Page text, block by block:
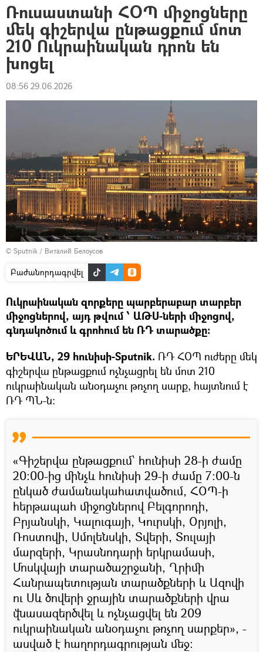
Ռուսաստանի ՀՕՊ միջոցները
մեկ գիշերվա ընթացքում մոտ
210 Ուկրաինական դրոն են
խոցել
08:56 29.06.2026
© Sputnik / Виталий Белоусов
Բաժանորդագրվել
Ուկրաինական զորքերը պարբերաբար տարբեր
միջոցներով, այդ թվում ՝ ԱԹՍ-ների միջոցով,
գնդակոծում և գրոհում են ՌԴ տարածքը։
ԵՐԵՎԱՆ, 29 հունիսի-Sputnik. ՌԴ ՀՕՊ ուժերը մեկ
գիշերվա ընթացքում ոչնչացրել են մոտ 210
ուկրաինական անօդաչու թռչող սարք, հայտնում է
ՌԴ ՊՆ-ն:
«Գիշերվա ընթացքում՝ հունիսի 28-ի ժամը
20:00-ից մինչև հունիսի 29-ի ժամը 7:00-ն
ընկած ժամանակահատվածում, ՀՕՊ-ի
հերթապահ միջոցներով Բելգորոդի,
Բրյանսկի, Կալուգայի, Կուրսկի, Օրյոլի,
Ռոստովի, Սմոլենսկի, Տվերի, Տուլայի
մարզերի, Կրասնոդարի երկրամասի,
Մոսկվայի տարածաշրջանի, Ղրիմի
Հանրապետության տարածքների և Ազովի
ու Սև ծովերի ջրային տարածքների վրա
վնասազերծվել և ոչնչացվել են 209
ուկրաինական անօդաչու թռչող սարքեր», -
ասված է հաղորդագրության մեջ: